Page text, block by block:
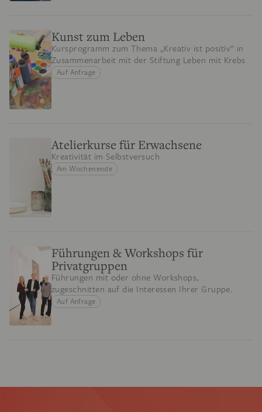
Kunst zum Leben
Kursprogramm zum Thema „Kreativ ist positiv“ in
Zusammenarbeit mit der Stiftung Leben mit Krebs
Auf Anfrage
Atelierkurse für Erwachsene
Kreativität im Selbstversuch
Am Wochenende
Führungen & Workshops für
Privatgruppen
Führungen mit oder ohne Workshops,
zugeschnitten auf die Interessen Ihrer Gruppe.
Auf Anfrage